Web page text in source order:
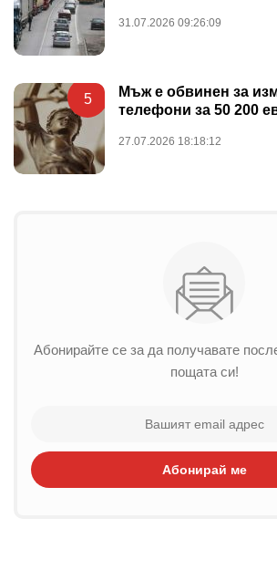
31.07.2026 09:26:09
5
Мъж е обвинен за
телефони за 50 200
27.07.2026 18:18:12
Абонирайте се за да получавате
пощата си!
Абонирай ме